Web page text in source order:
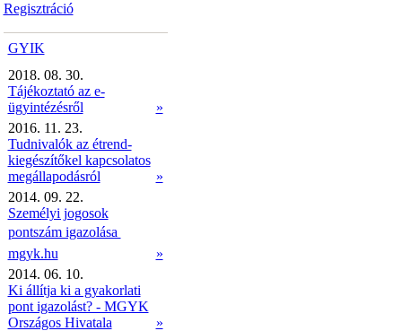
Regisztráció
GYIK
2018. 08. 30.
Tájékoztató az e-
ügyintézésről
»
2016. 11. 23.
Tudnivalók az étrend-
kiegészítőkel kapcsolatos
megállapodásról
»
2014. 09. 22.
Személyi jogosok
pontszám igazolása 
mgyk.hu
»
2014. 06. 10.
Ki állítja ki a gyakorlati
pont igazolást? - MGYK
Országos Hivatala
»